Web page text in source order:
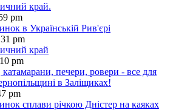
край.
pm
в Українській Рив'єрі
pm
край
pm
печери, ровери - все для
в Заліщиках!
pm
сплави річкою Дністер на каяках